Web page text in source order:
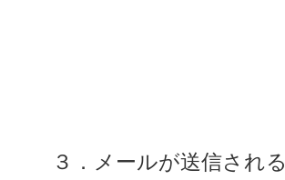
３．メールが送信される